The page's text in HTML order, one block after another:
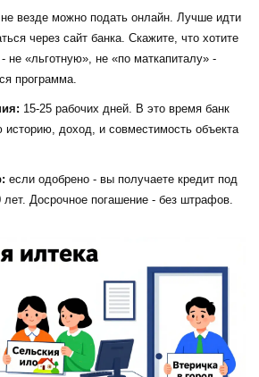
не везде можно подать онлайн. Лучше идти
через сайт банка. Скажите, что хотите
не «льготную», не «по маткапиталу» -
программа.
15-25 рабочих дней. В это время банк
историю, доход, и совместимость объекта
если одобрено - вы получаете кредит под
Досрочное погашение - без штрафов.